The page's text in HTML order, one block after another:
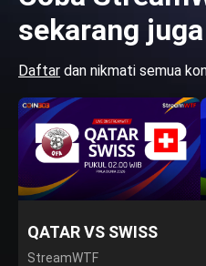
sekarang juga
Daftar dan nikmati semua
QATAR VS SWISS
StreamWTF